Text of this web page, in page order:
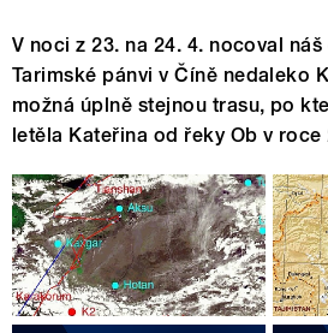
V noci z 23. na 24. 4. nocoval
Tarimské pánvi v Číně nedaleko
možná úplně stejnou trasu, po
letěla Kateřina od řeky Ob v roce